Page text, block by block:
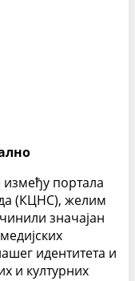
портала
(КЦНС), желим
значајан
идентитета и
и културних